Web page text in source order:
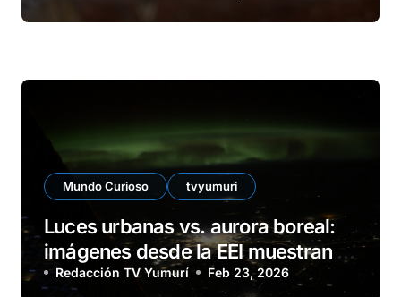
Mundo Curioso tvyumuri
Luces urbanas vs. aurora boreal:
imágenes desde la EEI muestran el
brillo de grandes ciudades rusas
Redacción TV Yumurí Feb 23, 2026